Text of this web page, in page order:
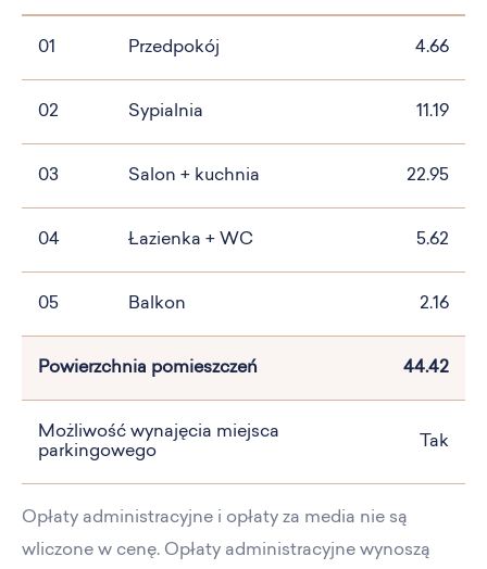
01 Przedpokój 4.66
02 Sypialnia 11.19
03 Salon + kuchnia 22.95
04 Łazienka + WC 5.62
05 Balkon 2.16
Powierzchnia pomieszczeń 44.42
Możliwość wynajęcia miejsca
parkingowego
Tak
Opłaty administracyjne i opłaty za media nie są
wliczone w cenę. Opłaty administracyjne wynoszą